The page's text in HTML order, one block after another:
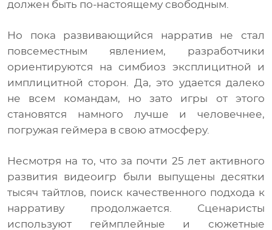
должен быть по-настоящему свободным.
Но пока развивающийся нарратив не стал
повсеместным явлением, разработчики
ориентируются на симбиоз эксплицитной и
имплицитной сторон. Да, это удается далеко
не всем командам, но зато игры от этого
становятся намного лучше и человечнее,
погружая геймера в свою атмосферу.
Несмотря на то, что за почти 25 лет активного
развития видеоигр были выпущены десятки
тысяч тайтлов, поиск качественного подхода к
нарративу продолжается. Сценаристы
используют геймплейные и сюжетные